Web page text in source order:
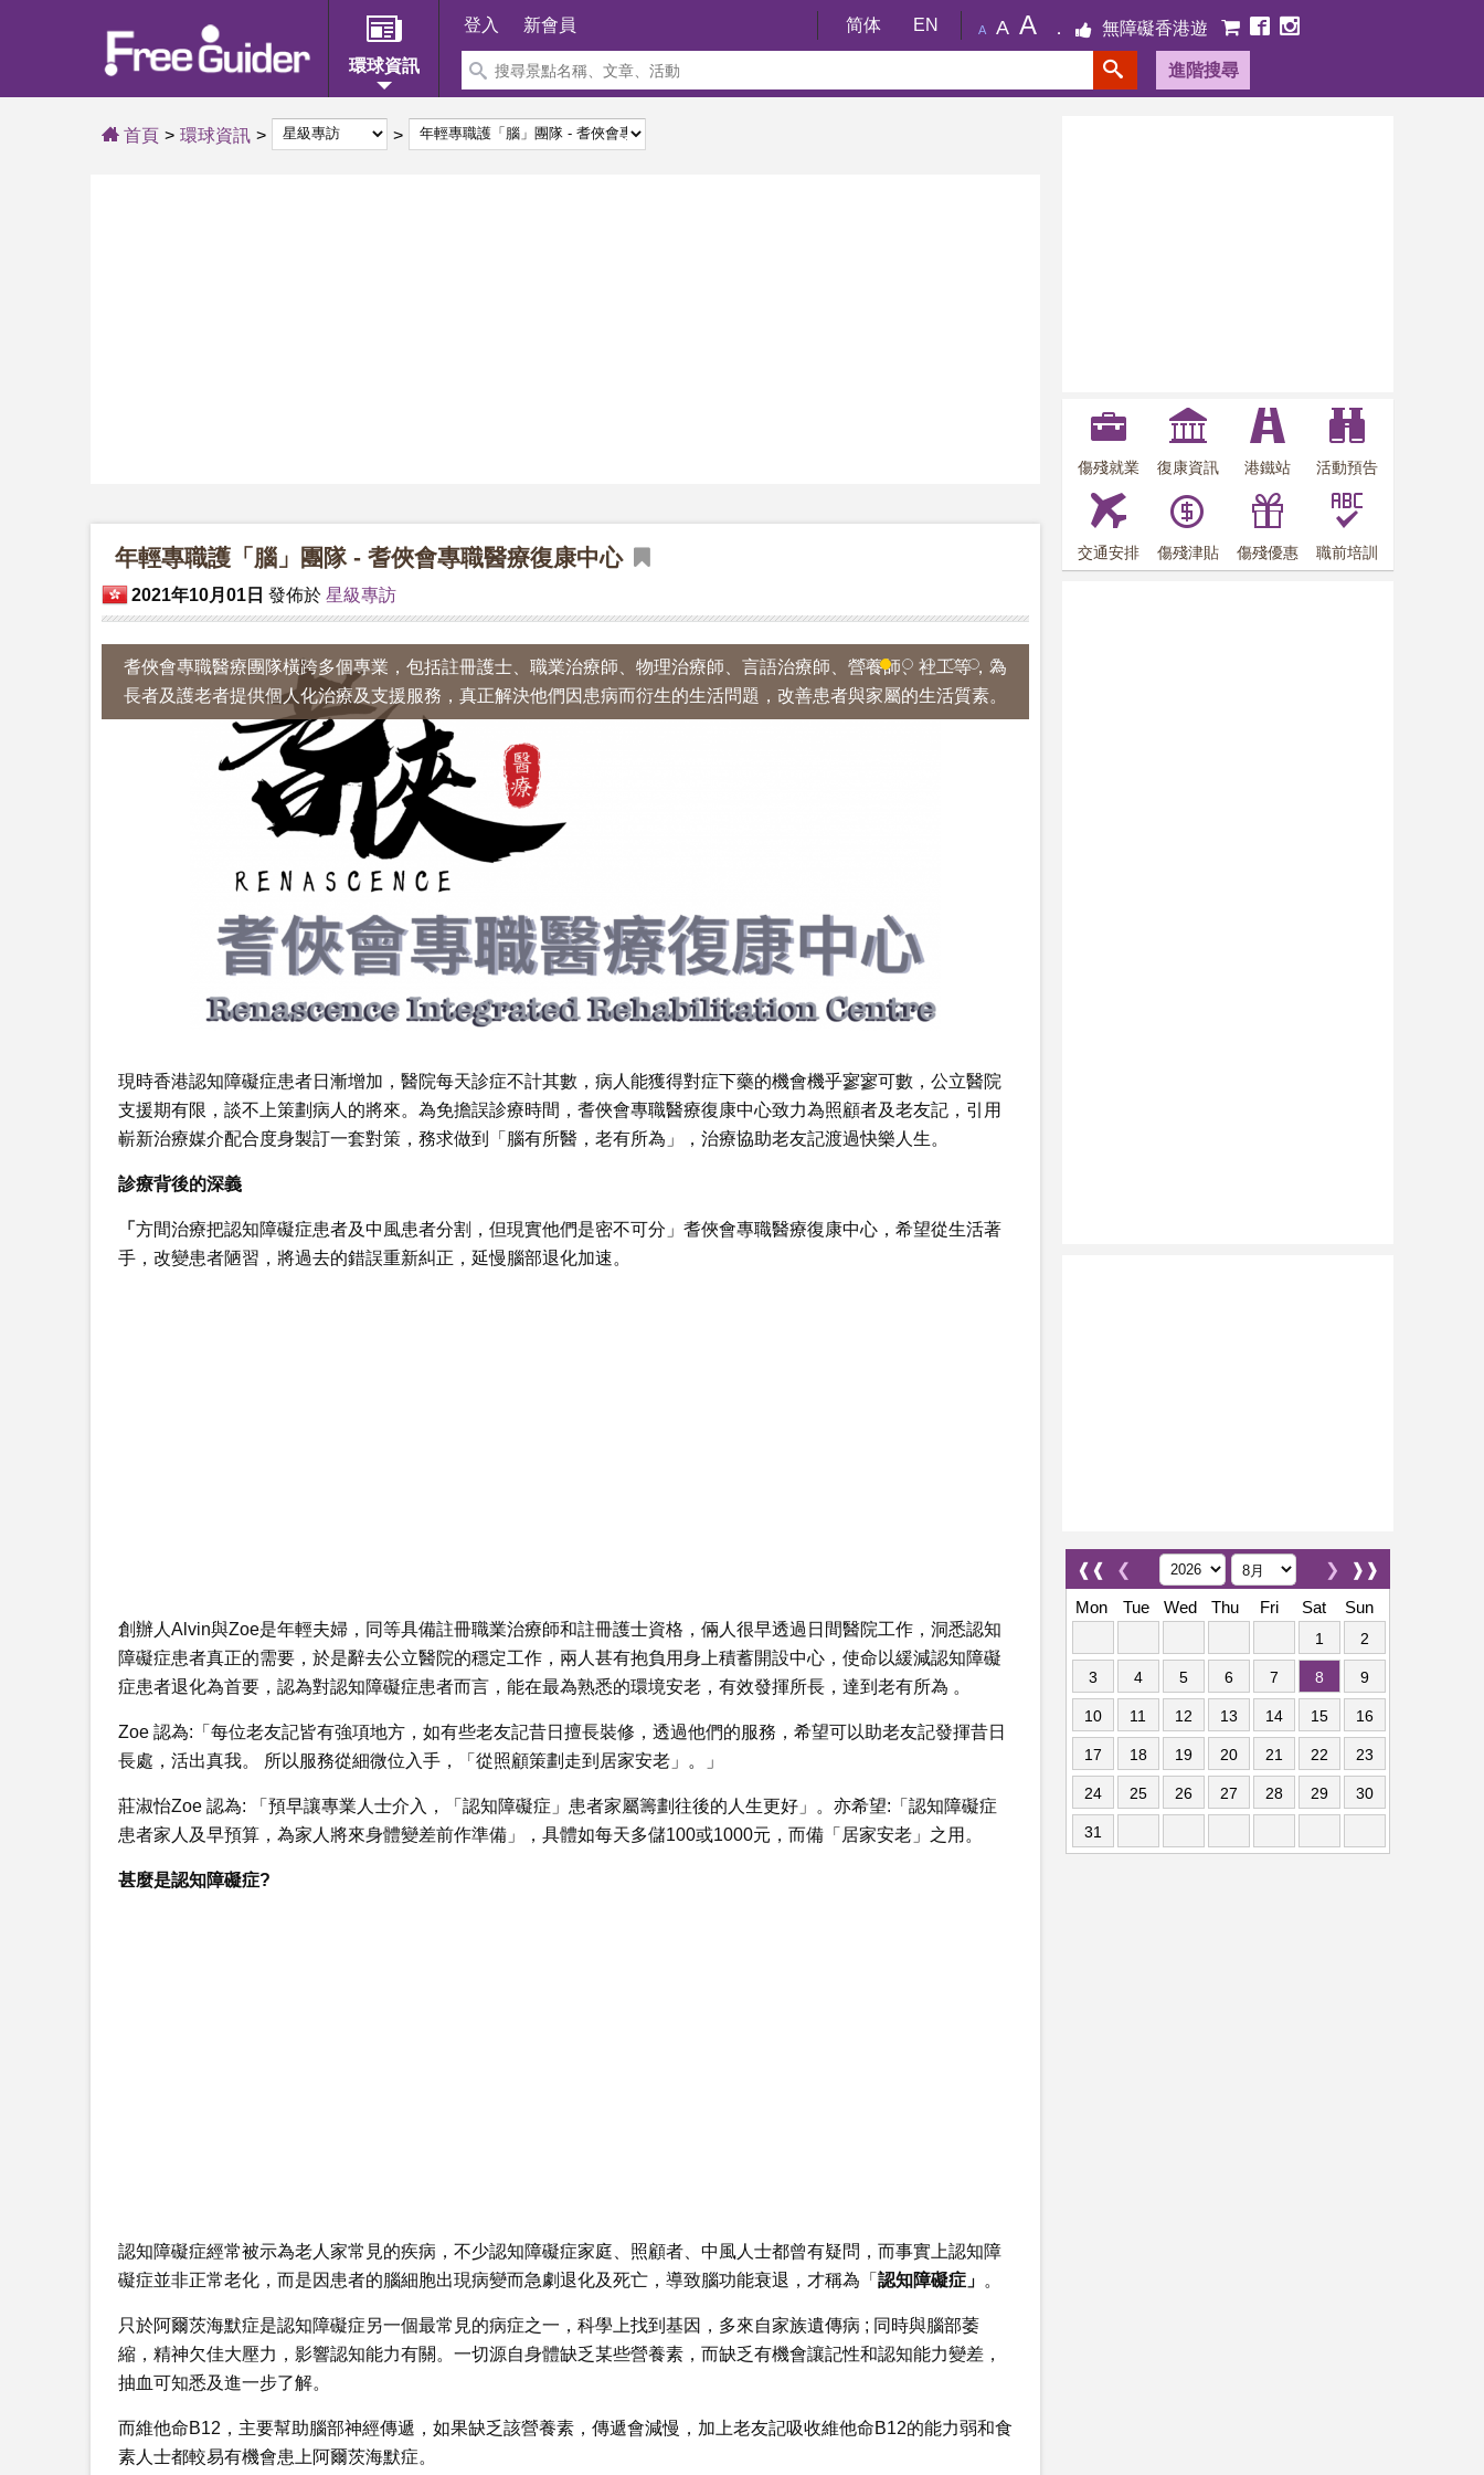
環球資訊
登入 新會員 简体 EN A A A 無障礙香港遊
進階搜尋
首頁 環球資訊
年輕專職護「腦」團隊 - 耆俠會專職醫療復康中心
2021年10月01日 發佈於 星級專訪
耆俠會專職醫療團隊橫跨多個專業，包括註冊護士、職業治療師、物理治療師、言語治療師、營養師、社工等，為
長者及護老者提供個人化治療及支援服務，真正解決他們因患病而衍生的生活問題，改善患者與家屬的生活質素。
1 2 3 4 5 6 7
現時香港認知障礙症患者日漸增加，醫院每天診症不計其數，病人能獲得對症下藥的機會機乎寥寥可數，公立醫院
支援期有限，談不上策劃病人的將來。為免擔誤診療時間，耆俠會專職醫療復康中心致力為照顧者及老友記，引用
嶄新治療媒介配合度身製訂一套對策，務求做到「腦有所醫，老有所為」，治療協助老友記渡過快樂人生。
診療背後的深義
「 方間治療把認知障礙症患者及中風患者分割，但現實他們是密不可分」耆俠會專職醫療復康中心，希望從生活著
手，改變患者陋習，將過去的錯誤重新糾正，延慢腦部退化加速。
創辦人Alvin與Zoe是年輕夫婦，同等具備註冊職業治療師和註冊護士資格，倆人很早透過日間醫院工作，洞悉認知
障礙症患者真正的需要，於是辭去公立醫院的穩定工作，兩人甚有抱負用身上積蓄開設中心，使命以緩減認知障礙
症患者退化為首要，認為對認知障礙症患者而言，能在最為熟悉的環境安老，有效發揮所長，達到老有所為 。
Zoe 認為:「每位老友記皆有強項地方，如有些老友記昔日擅長裝修，透過他們的服務，希望可以助老友記發揮昔日
長處，活出真我。 所以服務從細微位入手，「從照顧策劃走到居家安老」。」
莊淑怡Zoe 認為: 「預早讓專業人士介入，「認知障礙症」患者家屬籌劃往後的人生更好」。亦希望:「認知障礙症
患者家人及早預算，為家人將來身體變差前作準備」，具體如每天多儲100或1000元，而備「居家安老」之用。
甚麼是認知障礙症?
認知障礙症經常被示為老人家常見的疾病，不少認知障礙症家庭、照顧者、中風人士都曾有疑問，而事實上認知障
礙症並非正常老化，而是因患者的腦細胞出現病變而急劇退化及死亡，導致腦功能衰退，才稱為「 認知障礙症」 。
只於阿爾茨海默症是認知障礙症另一個最常見的病症之一，科學上找到基因，多來自家族遺傳病 ; 同時與腦部萎
縮，精神欠佳大壓力，影響認知能力有關。一切源自身體缺乏某些營養素，而缺乏有機會讓記性和認知能力變差，
抽血可知悉及進一步了解。
而維他命B12，主要幫助腦部神經傳遞，如果缺乏該營養素，傳遞會減慢，加上老友記吸收維他命B12的能力弱和食
素人士都較易有機會患上阿爾茨海默症。
傷殘就業 復康資訊 港鐵站 活動預告
交通安排 傷殘津貼 傷殘優惠 職前培訓
❰❰ ❮ ❱❱
❯
Mon
Tue Wed Thu Fri Sat Sun
1 2
3 4 5 6 7 8 9
10 11 12 13 14 15 16
17 18 19 20 21 22 23
24 25 26 27 28 29 30
31